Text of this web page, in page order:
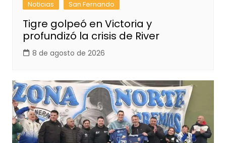
Noticias San Fernando
Tigre golpeó en Victoria y
profundizó la crisis de River
8 de agosto de 2026